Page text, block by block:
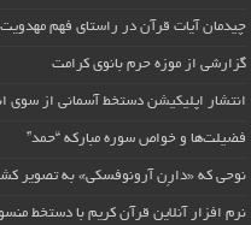
چیدمان آیات قرآن در راستای فهم
گزارشی از موزه حرم بانوی کرامت
انتشار اپلیکیشن دستخط آسمانی از سوی
فضیلت‌ها و خواص سوره مبارکه “حمد”
نوحی که «دارِن آرونوفسکی» به تصویر
نرم افزار آنلاین قرآن کریم با دستخط